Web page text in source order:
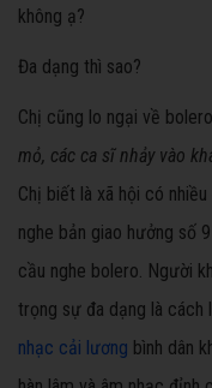
không ạ?
Đa dạng thì sao?
Chị cũng lo ngại về
mỏ, các ca sĩ nhảy vào
Chị biết là xã hội có
nghe bản giao hưởng số
cầu nghe bolero. Người
trọng sự đa dạng là cách
nhạc cải lương bình dân